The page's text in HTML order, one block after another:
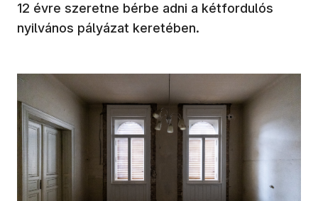
12 évre szeretne bérbe adni a kétfordulós
nyilvános pályázat keretében.